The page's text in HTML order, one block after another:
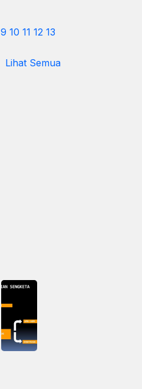
9 10 11 12 13
Lihat Semua